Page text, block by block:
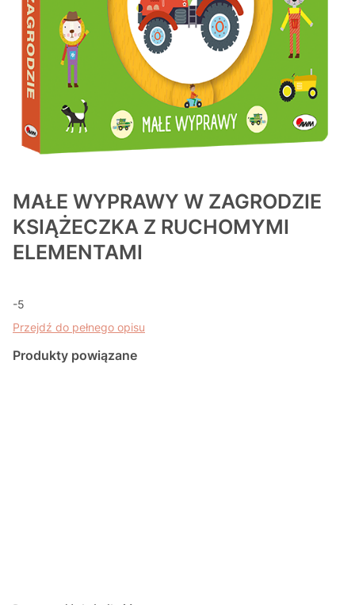
MAŁE WYPRAWY W ZAGRODZIE
KSIĄŻECZKA Z RUCHOMYMI
ELEMENTAMI
-5
Przejdź do pełnego opisu
Produkty powiązane